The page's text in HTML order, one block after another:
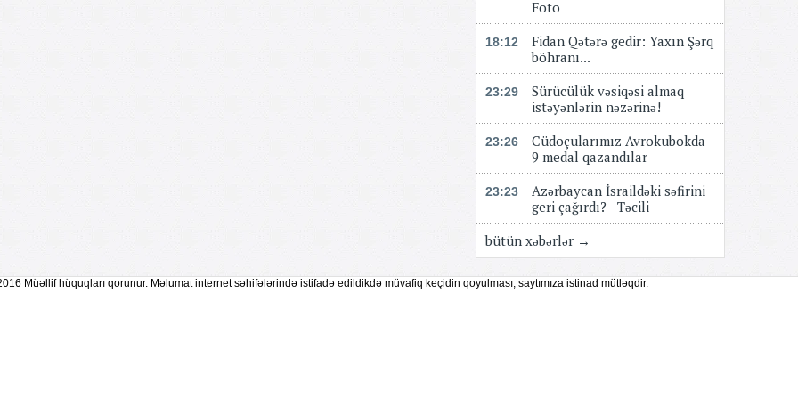
Foto
18:12
Fidan Qətərə gedir: Yaxın Şərq
böhranı...
23:29
Sürücülük vəsiqəsi almaq
istəyənlərin nəzərinə!
23:26
Cüdoçularımız Avrokubokda
9 medal qazandılar
23:23
Azərbaycan İsraildəki səfirini
geri çağırdı? - Təcili
bütün xəbərlər →
Müəllif hüquqları qorunur. Məlumat internet səhifələrində istifadə edildikdə müvafiq keçidin qoyulması, saytımıza istinad mütləqdir.